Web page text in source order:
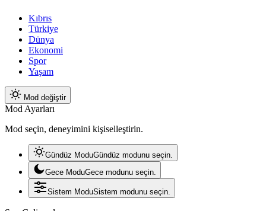
Kıbrıs
Türkiye
Dünya
Ekonomi
Spor
Yaşam
Mod değiştir
Mod Ayarları
Mod seçin, deneyimini kişiselleştirin.
Gündüz ModuGündüz modunu seçin.
Gece ModuGece modunu seçin.
Sistem ModuSistem modunu seçin.